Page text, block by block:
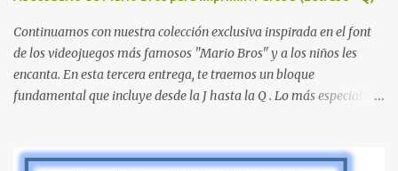
la letra A hasta la M, estableciendo el estilo geométrico y divertido
que define a toda la colección. Primera parte del juego de letras
in...
Continuamos con nuestra colección exclusiva inspirada en el font
de los videojuegos más famosos "Mario Bros" y a los niños les
encanta. En esta tercera entrega, te traemos un bloque
fundamental que incluye desde la J hasta la Q . Lo más especial de
desde la J hasta la Q ¿Qué incluye este bloque de letras? En esta